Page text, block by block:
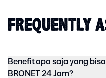
FREQUENTLY
Benefit apa saja yang
BRONET 24 Jam?